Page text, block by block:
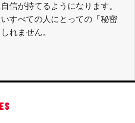
信が持てるようになります。
すべての人にとっての「秘密
れません。